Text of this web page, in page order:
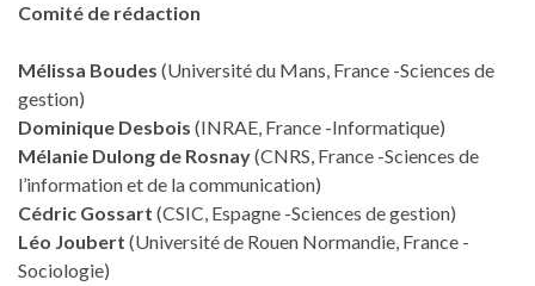
Comité de rédaction
Mélissa Boudes (Université du Mans, France -Sciences de
gestion)
Dominique Desbois (INRAE, France -Informatique)
Mélanie Dulong de Rosnay(CNRS, France -Sciences de
l’information et de la communication)
Cédric Gossart (CSIC, Espagne -Sciences de gestion)
Léo Joubert (Université de Rouen Normandie, France -
Sociologie)